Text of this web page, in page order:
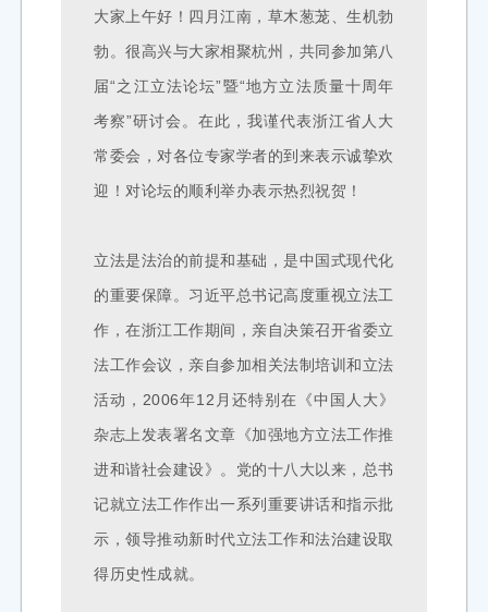
大家上午好！四月江南，草木葱茏、生机勃
勃。很高兴与大家相聚杭州，共同参加第八
届“之江立法论坛”暨“地方立法质量十周年
考察”研讨会。在此，我谨代表浙江省人大
常委会，对各位专家学者的到来表示诚挚欢
迎！对论坛的顺利举办表示热烈祝贺！
立法是法治的前提和基础，是中国式现代化
的重要保障。习近平总书记高度重视立法工
作，在浙江工作期间，亲自决策召开省委立
法工作会议，亲自参加相关法制培训和立法
活动，2006年12月还特别在《中国人大》
杂志上发表署名文章《加强地方立法工作推
进和谐社会建设》。党的十八大以来，总书
记就立法工作作出一系列重要讲话和指示批
示，领导推动新时代立法工作和法治建设取
得历史性成就。